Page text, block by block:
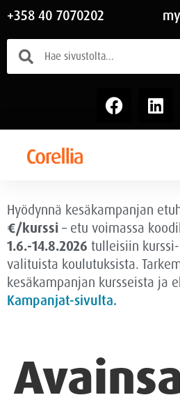
+358 40 7070202
Hyödynnä kesäkampanjan
€/kurssi – etu voimassa
1.6.-14.8.2026 tulleisiin
valituista koulutuksista.
kesäkampanjan kursseista ja
Kampanjat-sivulta.